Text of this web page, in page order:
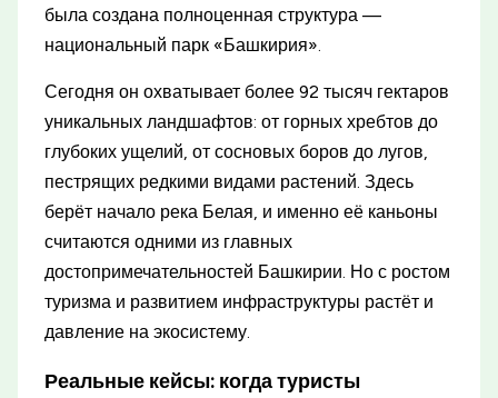
была создана полноценная структура —
национальный парк «Башкирия».
Сегодня он охватывает более 92 тысяч гектаров
уникальных ландшафтов: от горных хребтов до
глубоких ущелий, от сосновых боров до лугов,
пестрящих редкими видами растений. Здесь
берёт начало река Белая, и именно её каньоны
считаются одними из главных
достопримечательностей Башкирии. Но с ростом
туризма и развитием инфраструктуры растёт и
давление на экосистему.
Реальные кейсы: когда туристы